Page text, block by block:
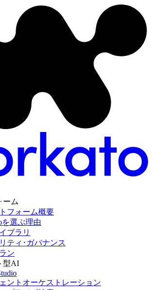
ーム
フォーム概要
を選ぶ理由
ブラリ
ティ･ガバナンス
ン
型AI
ントオーケストレーション